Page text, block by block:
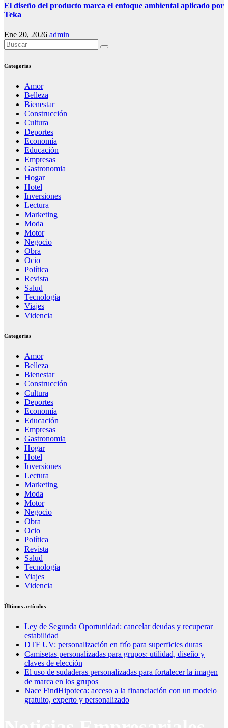
El diseño del producto marca el enfoque ambiental aplicado por
Teka
Ene 20, 2026 admin
Categorías
Amor
Belleza
Bienestar
Construcción
Cultura
Deportes
Economía
Educación
Empresas
Gastronomia
Hogar
Hotel
Inversiones
Lectura
Marketing
Moda
Motor
Negocio
Obra
Ocio
Política
Revista
Salud
Tecnología
Viajes
Videncia
Categorías
Amor
Belleza
Bienestar
Construcción
Cultura
Deportes
Economía
Educación
Empresas
Gastronomia
Hogar
Hotel
Inversiones
Lectura
Marketing
Moda
Motor
Negocio
Obra
Ocio
Política
Revista
Salud
Tecnología
Viajes
Videncia
Últimos artículos
Ley de Segunda Oportunidad: cancelar deudas y recuperar
estabilidad
DTF UV: personalización en frío para superficies duras
Camisetas personalizadas para grupos: utilidad, diseño y
claves de elección
El uso de sudaderas personalizadas para fortalecer la imagen
de marca en los grupos
Nace FindHipoteca: acceso a la financiación con un modelo
gratuito, experto y personalizado